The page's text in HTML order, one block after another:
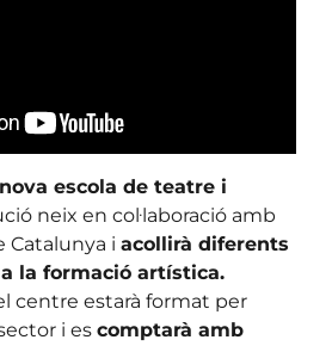
escola de teatre i
neix en col·laboració amb
Catalunya i acollirà diferents
la formació artística.
centre estarà format per
i es comptarà amb